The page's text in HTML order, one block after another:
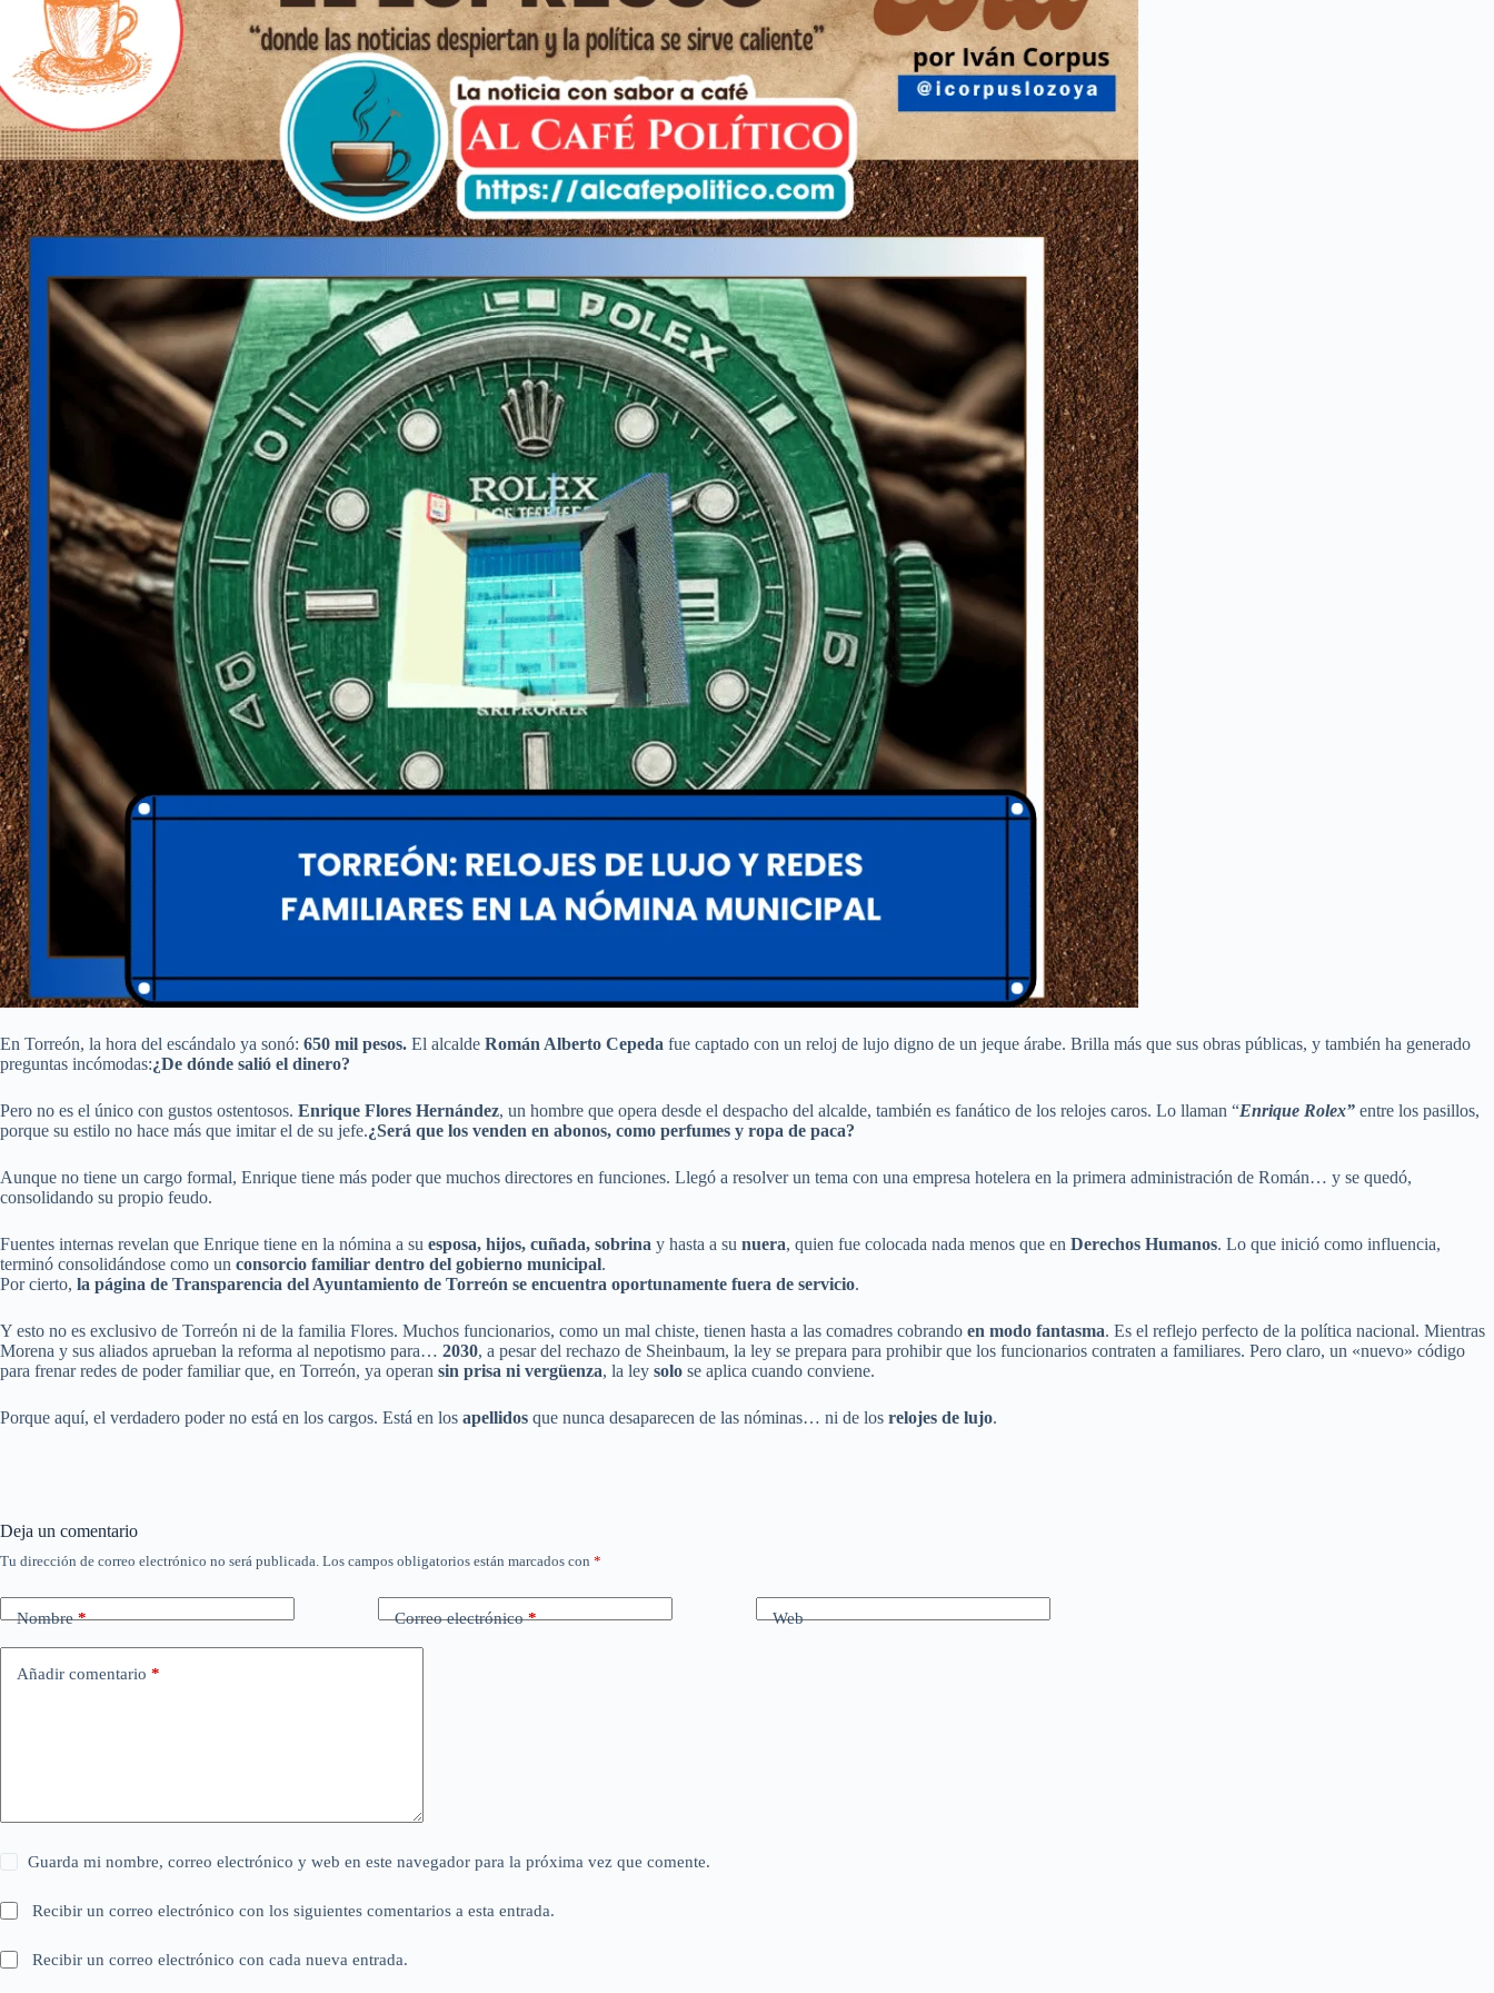
En Torreón, la hora del escándalo ya sonó: 650 mil pesos. El alcalde Román Alberto Cepeda fue captado con un reloj de lujo digno de un jeque árabe. Brilla más que sus obras públicas, y también ha generado
preguntas incómodas:¿De dónde salió el dinero?
Pero no es el único con gustos ostentosos. Enrique Flores Hernández, un hombre que opera desde el despacho del alcalde, también es fanático de los relojes caros. Lo llaman “Enrique Rolex” entre los pasillos,
porque su estilo no hace más que imitar el de su jefe.¿Será que los venden en abonos, como perfumes y ropa de paca?
Aunque no tiene un cargo formal, Enrique tiene más poder que muchos directores en funciones. Llegó a resolver un tema con una empresa hotelera en la primera administración de Román… y se quedó,
consolidando su propio feudo.
Fuentes internas revelan que Enrique tiene en la nómina a su esposa, hijos, cuñada, sobrina y hasta a su nuera, quien fue colocada nada menos que en Derechos Humanos. Lo que inició como influencia,
terminó consolidándose como un consorcio familiar dentro del gobierno municipal.
Por cierto, la página de Transparencia del Ayuntamiento de Torreón se encuentra oportunamente fuera de servicio.
Y esto no es exclusivo de Torreón ni de la familia Flores. Muchos funcionarios, como un mal chiste, tienen hasta a las comadres cobrando en modo fantasma. Es el reflejo perfecto de la política nacional. Mientras
Morena y sus aliados aprueban la reforma al nepotismo para… 2030, a pesar del rechazo de Sheinbaum, la ley se prepara para prohibir que los funcionarios contraten a familiares. Pero claro, un «nuevo» código
para frenar redes de poder familiar que, en Torreón, ya operan sin prisa ni vergüenza, la ley solo se aplica cuando conviene.
Porque aquí, el verdadero poder no está en los cargos. Está en los apellidos que nunca desaparecen de las nóminas… ni de los relojes de lujo.
Deja un comentario
Tu dirección de correo electrónico no será publicada. Los campos obligatorios están marcados con *
Nombre* Correo electrónico* Web
Añadir comentario *
Guarda mi nombre, correo electrónico y web en este navegador para la próxima vez que comente.
Recibir un correo electrónico con los siguientes comentarios a esta entrada.
Recibir un correo electrónico con cada nueva entrada.